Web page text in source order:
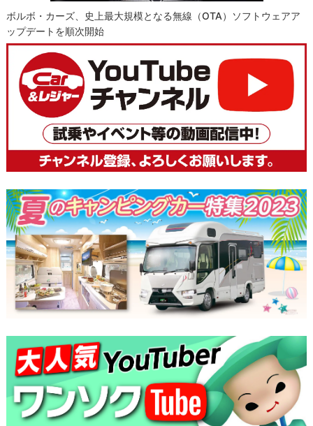
ボルボ・カーズ、史上最大規模となる無線（OTA）ソフトウェアア
ップデートを順次開始